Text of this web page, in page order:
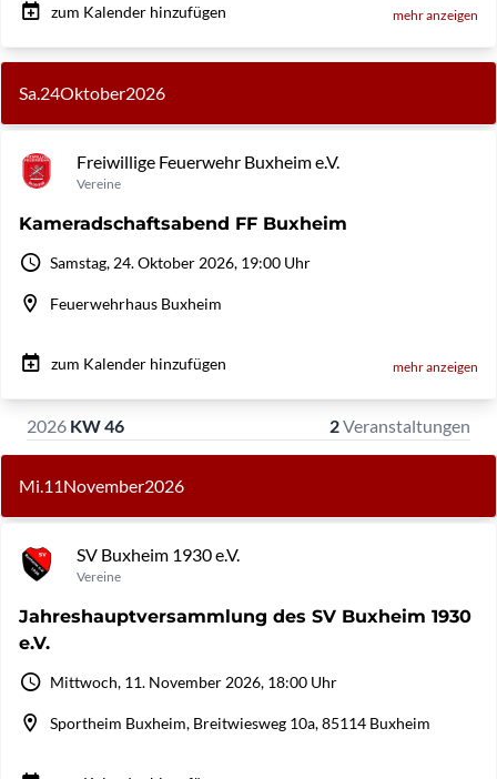
zum Kalender hinzufügen mehr anzeigen
Sa.24Oktober2026
Freiwillige Feuerwehr Buxheim e.V.
Vereine
Kameradschaftsabend FF Buxheim
Samstag, 24. Oktober 2026, 19:00 Uhr
Feuerwehrhaus Buxheim
zum Kalender hinzufügen mehr anzeigen
2026 KW 46 2Veranstaltungen
Mi.11November2026
SV Buxheim 1930 e.V.
Vereine
Jahreshauptversammlung des SV Buxheim 1930
e.V.
Mittwoch, 11. November 2026, 18:00 Uhr
Sportheim Buxheim, Breitwiesweg 10a, 85114 Buxheim